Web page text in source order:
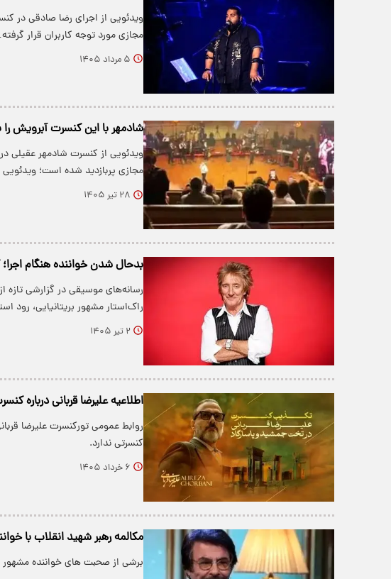
ویدئویی از اجرای رضا صادقی در
مجازی مورد توجه کاربران قرار
۵ مرداد ۱۴۰۵
شادمهر با این کنسرت آبرویش
مجازی پربازدید شده است؛
۲۸ تیر ۱۴۰۵
بدحال شدن خواننده هنگام
رسانه‌های موسیقی در گزارشی تازه
راک‌استار مشهور بریتانیایی، رود
۲ تیر ۱۴۰۵
اطلاعیه علیرضا قربانی درباره
روابط عمومی تورکنسرت‌ علیرضا
کنسرتی ندارد.
۶ خرداد ۱۴۰۵
مکالمه رهبر شهید انقلاب با
برشی از صحبت های خواننده مشهور